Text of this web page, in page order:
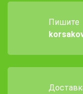
Пишите